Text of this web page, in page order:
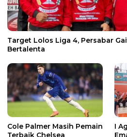
Target Lolos Liga 4, Persabar
Bertalenta
Cole Palmer Masih Pemain
Terbaik Chelsea
I